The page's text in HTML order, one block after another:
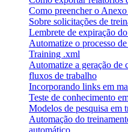
Como preencher o
Sobre solicitações de
Lembrete de expiração
Automatize o processo
Training .xml
Automatize a geração de
fluxos de trabalho
Incorporando links em
Teste de conhecimento
Modelos de pesquisa em
Automação do
automático